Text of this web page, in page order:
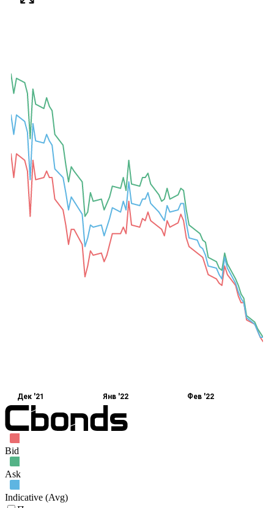
Дек '21 Янв '22 Фев '22
Bid
Ask
Indicative (Avg)